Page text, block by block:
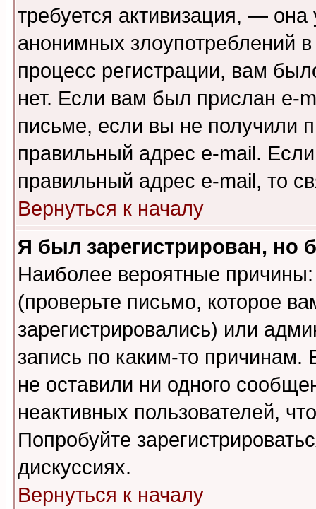
требуется активизация, —
анонимных злоупотреблений
процесс регистрации, вам
нет. Если вам был прислан e-
письме, если вы не получили
правильный адрес e-mail.
правильный адрес e-mail, то
Вернуться к началу
Я был зарегистрирован, но
Наиболее вероятные
(проверьте письмо, которое
зарегистрировались) или
запись по каким-то
не оставили ни одного
неактивных пользователей,
Попробуйте
дискуссиях.
Вернуться к началу